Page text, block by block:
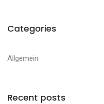
Categories
Allgemein
Recent posts